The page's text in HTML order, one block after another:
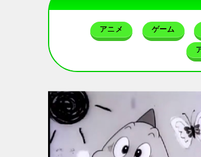
アニメ ゲーム